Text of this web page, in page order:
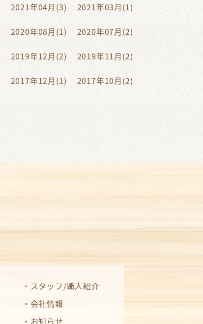
2021年04月(3) 2021年03月(1)
2020年08月(1) 2020年07月(2)
2019年12月(2) 2019年11月(2)
2017年12月(1) 2017年10月(2)
スタッフ/職人紹介
会社情報
お知らせ